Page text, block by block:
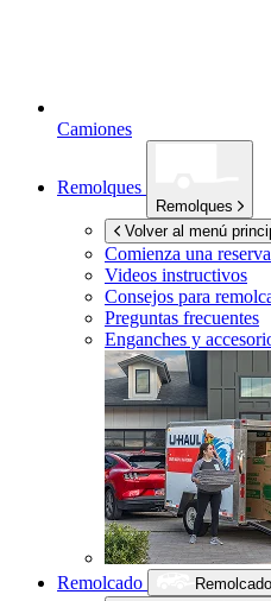
Camiones
Remolques
Remolques
Volver al menú
Comienza una
Videos instructivos
Consejos para
Preguntas frecuentes
Enganches y
Remolcado
Remolcado